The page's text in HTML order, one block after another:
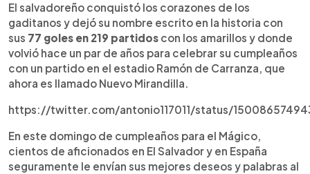
El salvadoreño conquistó los corazones de los
gaditanos y dejó su nombre escrito en la historia con
sus 77 goles en 219 partidos con los amarillos y donde
volvió hace un par de años para celebrar su cumpleaños
con un partido en el estadio Ramón de Carranza, que
ahora es llamado Nuevo Mirandilla.
https://twitter.com/antonio117011/status/
En este domingo de cumpleaños para el Mágico,
cientos de aficionados en El Salvador y en España
seguramente le envían sus mejores deseos y palabras al